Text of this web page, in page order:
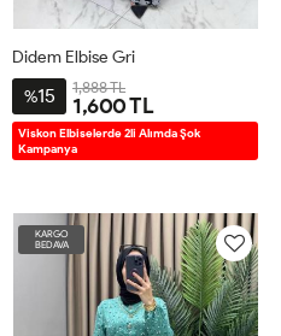
1BD38-
40
2BD42-
44
3BD46-
48
4BD50-
52
Didem Elbise Gri
%15 1,888 TL
1,600 TL
Viskon Elbiselerde 2li Alımda Şok
Kampanya
KARGO
BEDAVA